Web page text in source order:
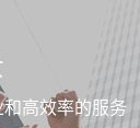
高效率的服务